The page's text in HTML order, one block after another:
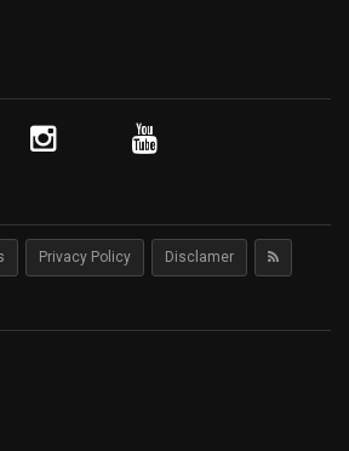
Privacy Policy Disclamer